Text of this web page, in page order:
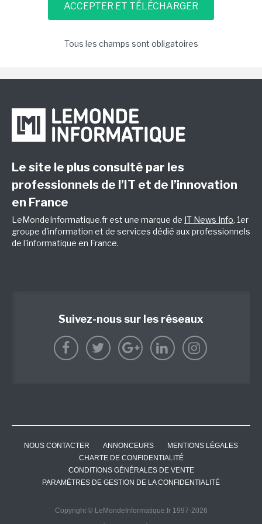
Tous les champs sont obligatoires
Le site le plus consulté par les
professionnels de l’IT et de l’innovation
en France
LeMondeInformatique.fr est une marque de IT News Info, 1er
groupe d'information et de services dédié aux professionnels
de l'informatique en France.
Suivez-nous sur les réseaux
NOUS CONTACTER ANNONCEURS
MENTIONS LÉGALES
CHARTE DE CONFIDENTIALITÉ
CONDITIONS GÉNÉRALES DE VENTE
PARAMÈTRES DE GESTION DE LA CONFIDENTIALITÉ
Copyright © LeMondeInformatique.fr 1997-2026